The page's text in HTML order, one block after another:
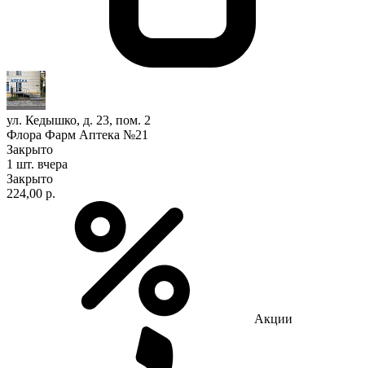
ул. Кедышко, д. 23, пом. 2
Флора Фарм Аптека №21
Закрыто
1 шт. вчера
Закрыто
224,00 р.
Акции